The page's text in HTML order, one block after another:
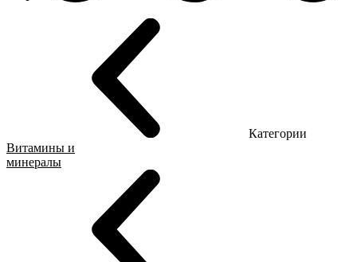
Категории
Витамины и
минералы